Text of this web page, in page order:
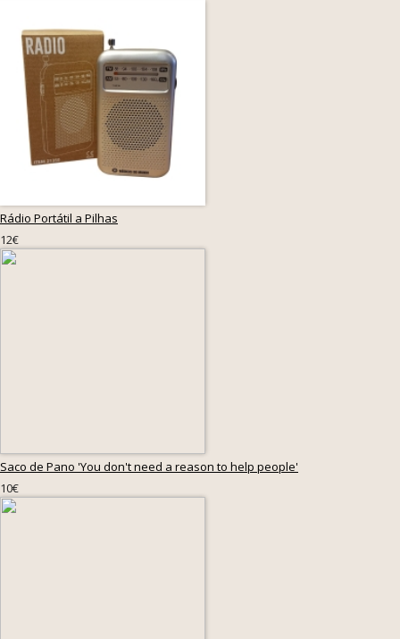
Rádio Portátil a Pilhas
12€
Saco de Pano 'You don't need a reason to help people'
10€